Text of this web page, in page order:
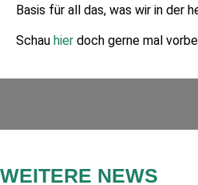
Basis für all das, was wir in der
Schau hier doch gerne mal
WEITERE NEWS